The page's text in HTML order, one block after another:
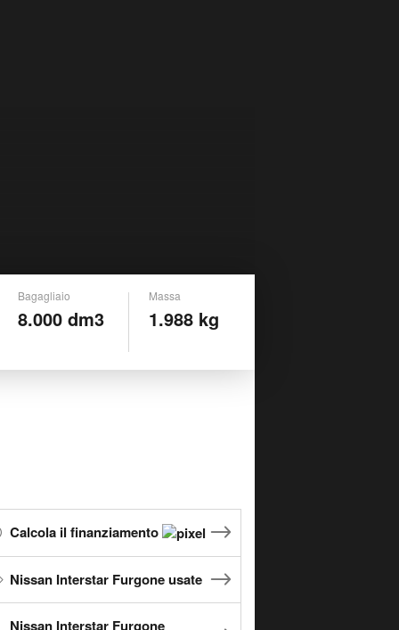
Bagagliaio
8.000 dm3
Massa
1.988 kg
Calcola il finanziamento
Nissan Interstar Furgone usate
Nissan Interstar Furgone